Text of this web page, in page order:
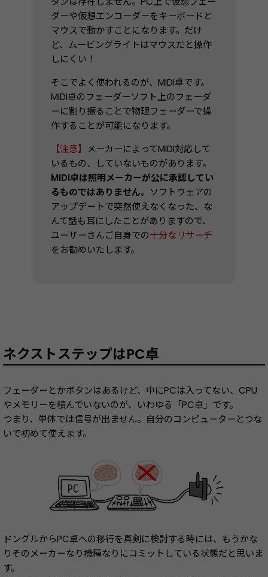
ダーや仮想エンコーダーをキーボードと
マウスで動かすことになります。だけ
ど、ムービングライトはマウスだと操作
しにくい！
そこでよく使われるのが、MIDI卓です。
MIDI卓のフェーダーソフト上のフェーダ
ーに割り振ることで物理フェーダーで操
作することが可能になります。
【注意】 メーカーによってMIDI対応して
いるもの、していないものがあります。
MIDI卓は照明メーカーが公に承認してい
るものではありません。ソフトウェアの
アップデートで突然使えなくなった、な
んて話も耳にしたことがありますので、
ユーザーさんご自身での十分なリサーチ
をお勧めいたします。
ネクストステップはPC卓
フェーダーとかボタンはあるけど、中にPCは入ってない、CPU
やメモリーを積んでいないのが、いわゆる「PC卓」です。
つまり、単体では信号が出ません。自分のコンピューターとつな
いで初めて使えます。
ドングルからPC卓への移行を真剣に検討する時には、もうかな
りそのメーカーなり機種なりにコミットしている状態だと思いま
す。